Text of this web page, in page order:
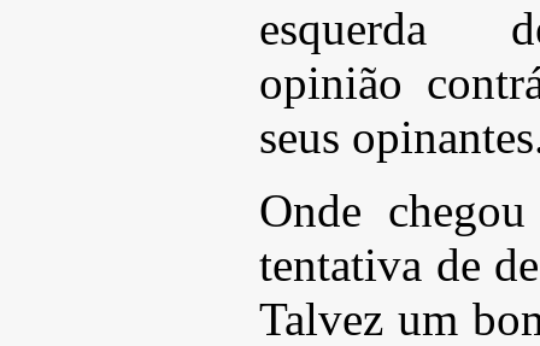
esquerda
opinião
seus
Onde
tentativa de
Talvez um